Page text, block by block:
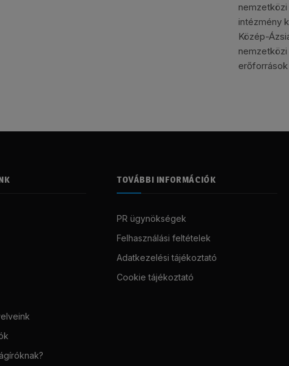
intézmény
Közép-
TOVÁBBI INFORMÁCIÓK
PR ügynökségek
Felhasználási feltételek
Adatkezelési tájékoztató
Cookie tájékoztató